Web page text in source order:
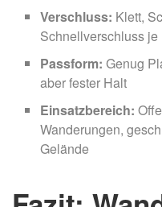
Verschluss: Klett,
Schnellverschluss je
Passform: Genug
aber fester Halt
Einsatzbereich:
Wanderungen,
Gelände